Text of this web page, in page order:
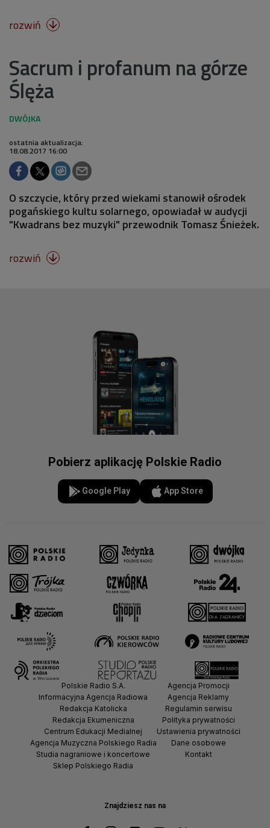
rozwiń 
Sacrum i profanum na górze
Ślęża
ostatnia aktualizacja:
18.08.2017 16:00
O szczycie, który przed wiekami stanowił ośrodek
pogańskiego kultu solarnego, opowiadał w audycji
"Kwadrans bez muzyki" przewodnik Tomasz Śnieżek.
rozwiń 
Pobierz aplikację Polskie Radio
Google Play App Store
Znajdziesz nas na
Polskie Radio S.A.
Informacyjna Agencja Radiowa
Redakcja Katolicka
Redakcja Ekumeniczna
Centrum Edukacji Medialnej
Agencja Muzyczna Polskiego Radia
Studia nagraniowe i koncertowe
Sklep Polskiego Radia
Agencja Promocji
Agencja Reklamy
Regulamin serwisu
Polityka prywatności
Ustawienia prywatności
Dane osobowe
Kontakt